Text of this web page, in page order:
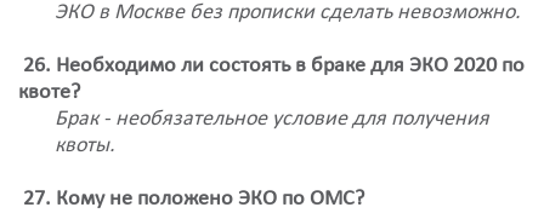
ЭКО в Москве без прописки сделать невозможно.
26. Необходимо ли состоять в браке для ЭКО 2020 по
квоте?
Брак - необязательное условие для получения
квоты.
27. Кому не положено ЭКО по ОМС?